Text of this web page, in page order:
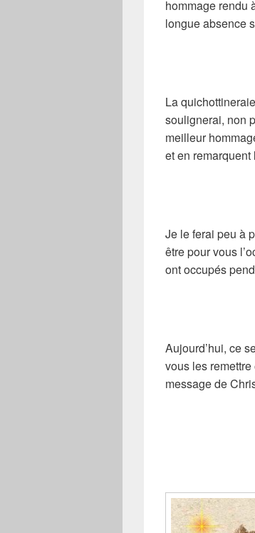
hommage rendu
longue absence
La
soulignerai, non
meilleur
et en remarquent
Je le ferai peu à
être pour vous
ont occupés
Aujourd’hui, ce
vous les
message de